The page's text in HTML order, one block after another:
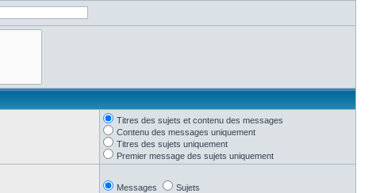
Titres des sujets et contenu des messages
Contenu des messages uniquement
Titres des sujets uniquement
Premier message des sujets uniquement
Messages Sujets